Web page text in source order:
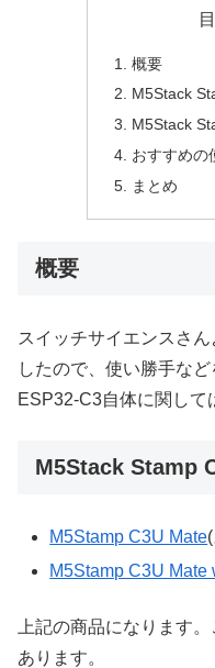
概要
M5Stack
M5Stack
おすすめの
まとめ
概要
スイッチサイエンスさ
したので、使い勝手な
ESP32-C3自体に関して
M5Stack Stamp
M5Stamp C3U Mate
M5Stamp C3U
上記の商品になります
あります。